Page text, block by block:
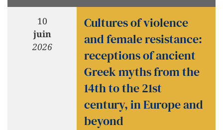
10
juin
2026
Cultures of violence
and female resistance:
receptions of ancient
Greek myths from the
14th to the 21st
century, in Europe and
beyond